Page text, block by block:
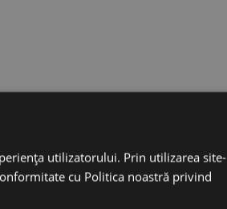
utilizatorului. Prin utilizarea site-
cu Politica noastră privind